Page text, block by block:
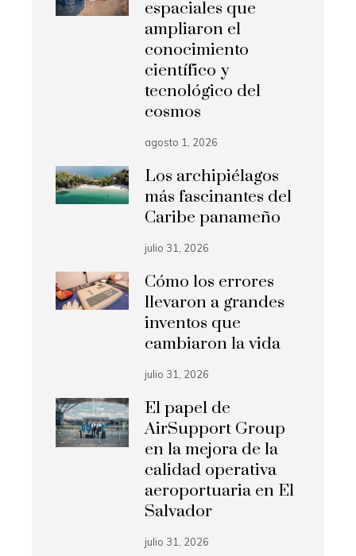
espaciales que
ampliaron el
conocimiento
científico y
tecnológico del
cosmos
agosto 1, 2026
Los archipiélagos
más fascinantes del
Caribe panameño
julio 31, 2026
Cómo los errores
llevaron a grandes
inventos que
cambiaron la vida
julio 31, 2026
El papel de
AirSupport Group
en la mejora de la
calidad operativa
aeroportuaria en El
Salvador
julio 31, 2026